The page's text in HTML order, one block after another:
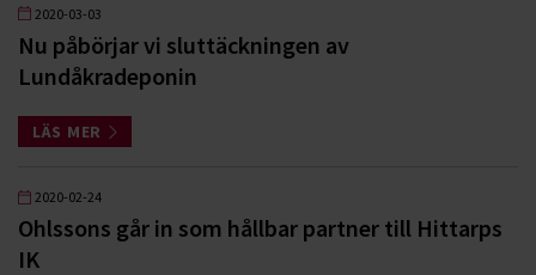
2020-03-03
Nu påbörjar vi sluttäckningen av
Lundåkradeponin
LÄS MER
2020-02-24
Ohlssons går in som hållbar partner till Hittarps
IK